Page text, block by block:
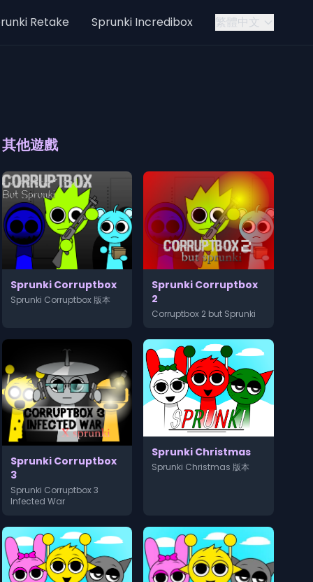
Retake Sprunki Incredibox 繁體中文
其他遊戲
Sprunki Corruptbox
Sprunki Corruptbox 版本
Sprunki Corruptbox
2
Corruptbox 2 but Sprunki
Sprunki Corruptbox
3
Sprunki Corruptbox 3
Infected War
Sprunki Christmas
Sprunki Christmas 版本